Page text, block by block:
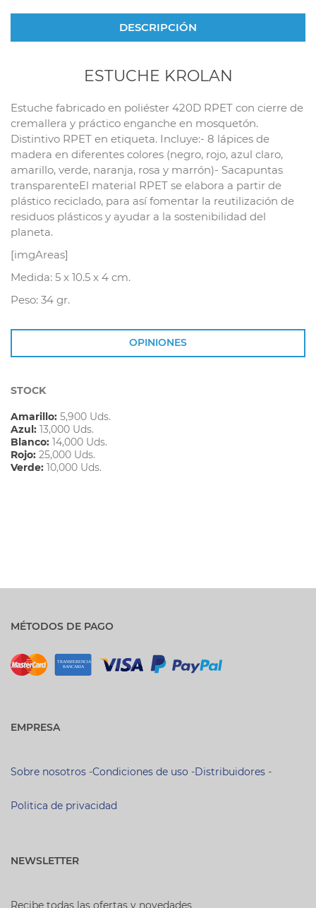
DESCRIPCIÓN
ESTUCHE KROLAN
Estuche fabricado en poliéster 420D RPET con cierre de
cremallera y práctico enganche en mosquetón.
Distintivo RPET en etiqueta. Incluye:- 8 lápices de
madera en diferentes colores (negro, rojo, azul claro,
amarillo, verde, naranja, rosa y marrón)- Sacapuntas
transparenteEl material RPET se elabora a partir de
plástico reciclado, para así fomentar la reutilización de
residuos plásticos y ayudar a la sostenibilidad del
planeta.
[imgAreas]
Medida: 5 x 10.5 x 4 cm.
Peso: 34 gr.
OPINIONES
STOCK
Amarillo: 5,900 Uds.
Azul: 13,000 Uds.
Blanco: 14,000 Uds.
Rojo: 25,000 Uds.
Verde: 10,000 Uds.
MÉTODOS DE PAGO
EMPRESA
Sobre nosotros -Condiciones de uso -Distribuidores -
Politica de privacidad
NEWSLETTER
Recibe todas las ofertas y novedades